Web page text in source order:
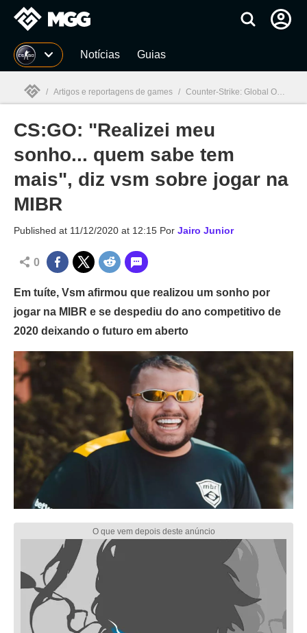
Millenium Notícias Guias
Millenium
/ Artigos e reportagens de games / Counter-Strike: Global Offensive
CS:GO: "Realizei meu
sonho... quem sabe tem
mais", diz vsm sobre jogar na
MIBR
Published at 11/12/2020 at 12:15 Por Jairo Junior
0
Em tuíte, Vsm afirmou que realizou um sonho por
jogar na MIBR e se despediu do ano competitivo de
2020 deixando o futuro em aberto